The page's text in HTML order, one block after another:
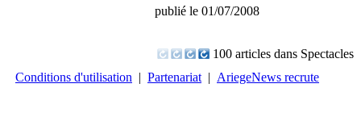
publié le 01/07/2008
100 articles dans Spectacles
Conditions d'utilisation | Partenariat | AriegeNews recrute